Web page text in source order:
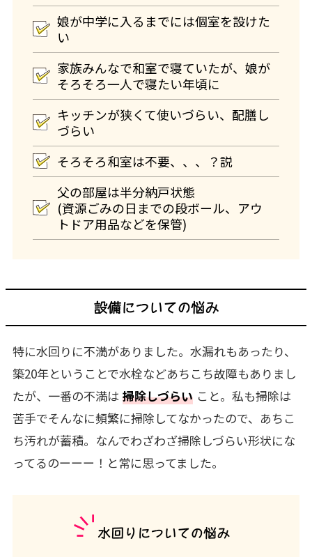
娘が中学に入るまでには個室を設けた
い
家族みんなで和室で寝ていたが、娘が
そろそろ一人で寝たい年頃に
キッチンが狭くて使いづらい、配膳し
づらい
そろそろ和室は不要、、、？説
父の部屋は半分納戸状態
(資源ごみの日までの段ボール、アウ
トドア用品などを保管)
設備についての悩み
特に水回りに不満がありました。水漏れもあったり、
築20年ということで水栓などあちこち故障もありまし
たが、一番の不満は 掃除しづらい こと。私も掃除は
苦手でそんなに頻繁に掃除してなかったので、あちこ
ち汚れが蓄積。なんでわざわざ掃除しづらい形状にな
ってるのーーー！と常に思ってました。
水回りについての悩み